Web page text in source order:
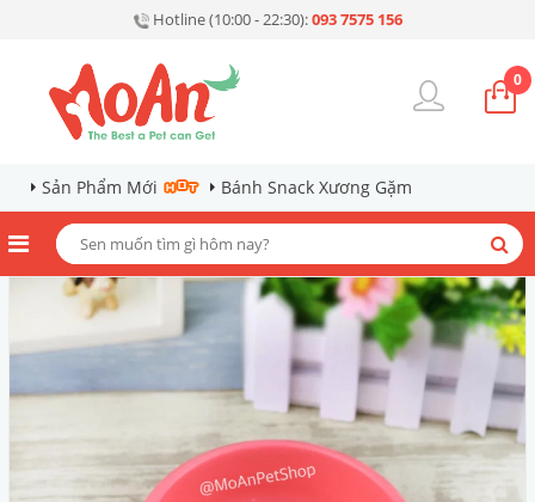
Hotline (10:00 - 22:30):093 7575 156
0
Sản Phẩm Mới Bánh Snack Xương Gặm